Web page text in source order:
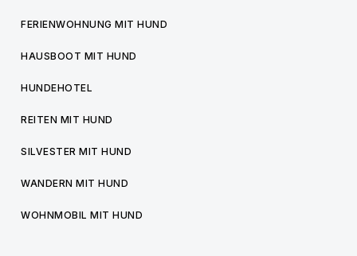
FERIENWOHNUNG MIT HUND
HAUSBOOT MIT HUND
HUNDEHOTEL
REITEN MIT HUND
SILVESTER MIT HUND
WANDERN MIT HUND
WOHNMOBIL MIT HUND